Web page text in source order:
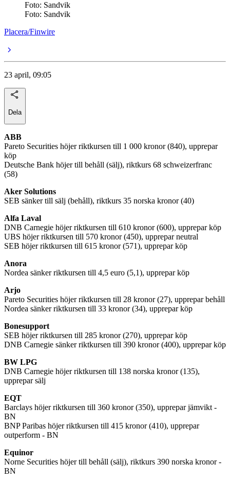
Foto: Sandvik
Foto: Sandvik
Placera/Finwire
23 april, 09:05
Dela
ABB
Pareto Securities höjer riktkursen till 1 000 kronor (840), upprepar
köp
Deutsche Bank höjer till behåll (sälj), riktkurs 68 schweizerfranc
(58)
Aker Solutions
SEB sänker till sälj (behåll), riktkurs 35 norska kronor (40)
Alfa Laval
DNB Carnegie höjer riktkursen till 610 kronor (600), upprepar köp
UBS höjer riktkursen till 570 kronor (450), upprepar neutral
SEB höjer riktkursen till 615 kronor (571), upprepar köp
Anora
Nordea sänker riktkursen till 4,5 euro (5,1), upprepar köp
Arjo
Pareto Securities höjer riktkursen till 28 kronor (27), upprepar behåll
Nordea sänker riktkursen till 33 kronor (34), upprepar köp
Bonesupport
SEB höjer riktkursen till 285 kronor (270), upprepar köp
DNB Carnegie sänker riktkursen till 390 kronor (400), upprepar köp
BW LPG
DNB Carnegie höjer riktkursen till 138 norska kronor (135),
upprepar sälj
EQT
Barclays höjer riktkursen till 360 kronor (350), upprepar jämvikt -
BN
BNP Paribas höjer riktkursen till 415 kronor (410), upprepar
outperform - BN
Equinor
Norne Securities höjer till behåll (sälj), riktkurs 390 norska kronor -
BN